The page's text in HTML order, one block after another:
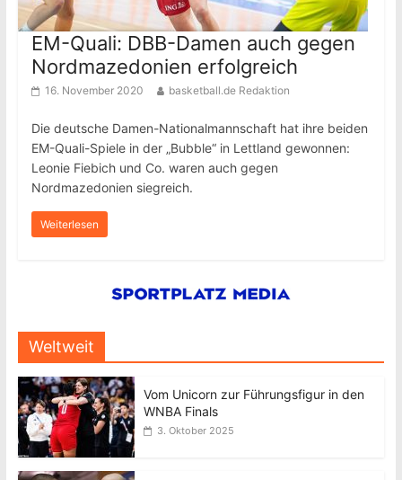
EM-Quali: DBB-Damen auch gegen
Nordmazedonien erfolgreich
16. November 2020 basketball.de Redaktion
Die deutsche Damen-Nationalmannschaft hat ihre beiden
EM-Quali-Spiele in der „Bubble“ in Lettland gewonnen:
Leonie Fiebich und Co. waren auch gegen
Nordmazedonien siegreich.
Weiterlesen
Weltweit
Vom Unicorn zur Führungsfigur in den
WNBA Finals
3. Oktober 2025